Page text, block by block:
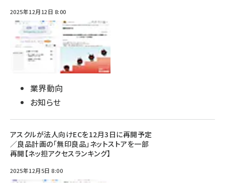
2025年12月12日 8:00
業界動向
お知らせ
アスクルが法人向けECを12月3日に再開予定
／良品計画の「無印良品」ネットストアを一部
再開【ネッ担アクセスランキング】
2025年12月5日 8:00